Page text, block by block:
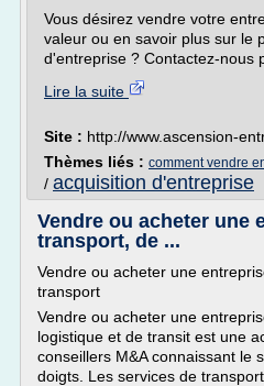
Vous désirez vendre votre
valeur ou en savoir plus sur le
d'entreprise ? Contactez-nous
Lire la suite
Site : http://www.ascension-
Thèmes liés : comment vendre
/ acquisition d'entreprise
Vendre ou acheter une
transport, de ...
Vendre ou acheter une
transport
Vendre ou acheter une
logistique et de transit est une
conseillers M&A connaissant le
doigts. Les services de